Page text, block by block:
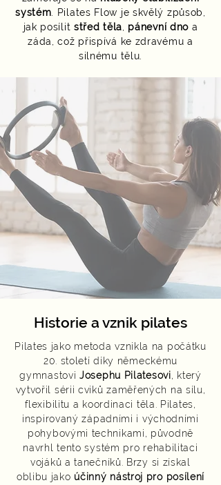
systém . Pilates Flow je skvělý způsob,
jak posílit střed těla pánevní dno a
záda, což přispívá ke zdravému a
silnému tělu.
Historie a vznik pilates
Pilates jako metoda vznikla na počátku
20. století díky německému
gymnastoviJosephu Pilatesovi, který
vytvořil sérii cviků zaměřených na sílu,
flexibilitu a koordinaci těla. Pilates,
inspirovaný západními i východními
pohybovými technikami, původně
navrhl tento systém pro rehabilitaci
vojáků a tanečníků. Brzy si získal
oblibu jako účinný nástroj pro posílení